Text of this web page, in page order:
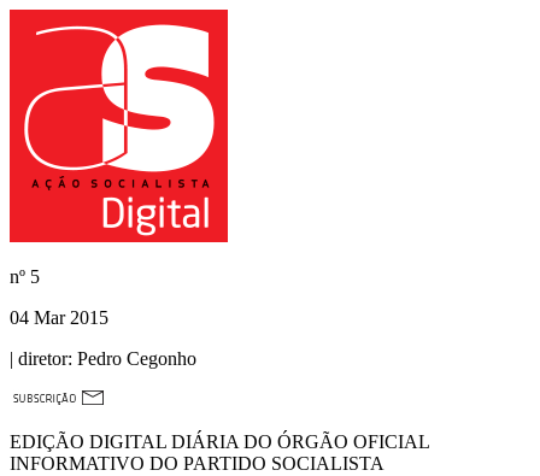
nº 5
04 Mar 2015
| diretor: Pedro Cegonho
EDIÇÃO DIGITAL DIÁRIA DO ÓRGÃO OFICIAL
INFORMATIVO DO PARTIDO SOCIALISTA